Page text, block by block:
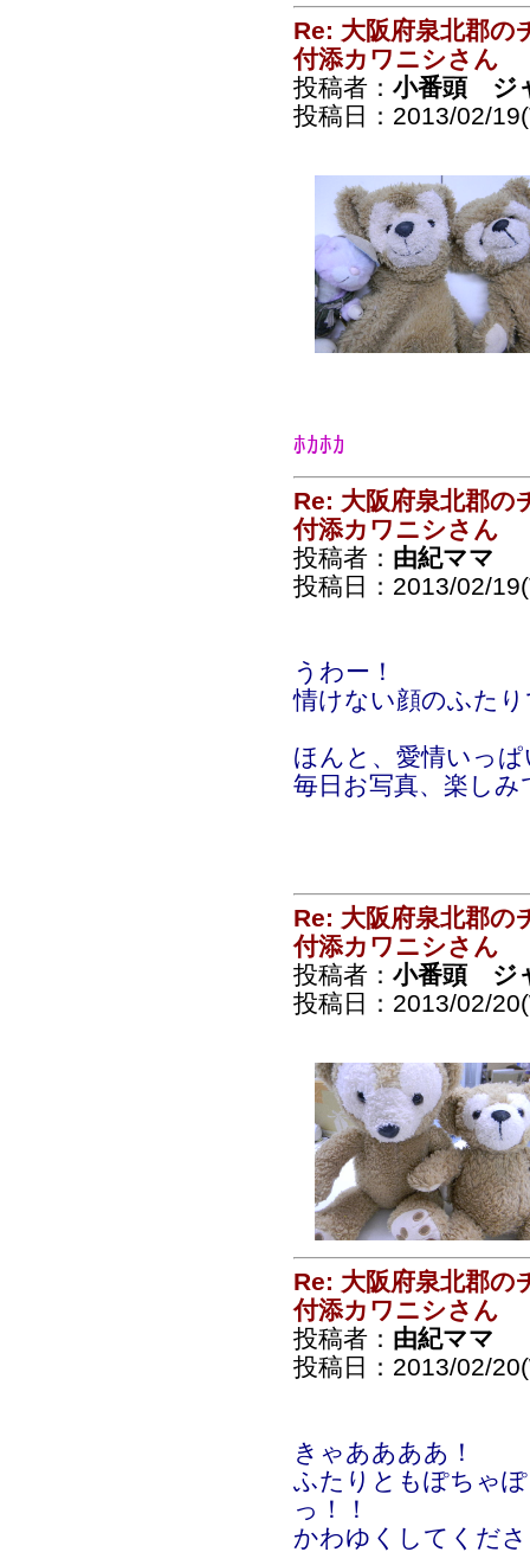
Re: 大阪府泉北郡の
付添カワニシさん
投稿者： 小番頭 ジ
投稿日：2013/02/
ﾎｶﾎｶ
Re: 大阪府泉北郡の
付添カワニシさん
投稿者： 由紀ママ
投稿日：2013/02/
うわー！
情けない顔のふた
ほんと、愛情いっ
毎日お写真、楽しみ
Re: 大阪府泉北郡の
付添カワニシさん
投稿者： 小番頭 ジ
投稿日：2013/02/
Re: 大阪府泉北郡の
付添カワニシさん
投稿者： 由紀ママ
投稿日：2013/02/
きゃああああ！
ふたりともぽちゃ
っ！！
かわゆくしてくだ